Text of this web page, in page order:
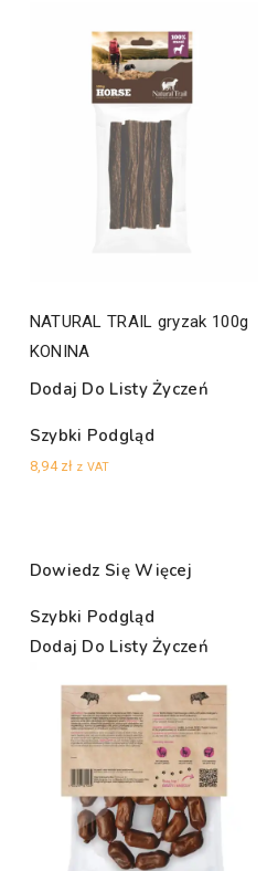
NATURAL TRAIL gryzak 100g
KONINA
Dodaj Do Listy Życzeń
Szybki Podgląd
8,94 zł z VAT
Dowiedz Się Więcej
Szybki Podgląd
Dodaj Do Listy Życzeń